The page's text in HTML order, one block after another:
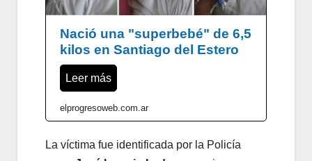
Nació una "superbebé" de 6,5
kilos en Santiago del Estero
Leer más
elprogresoweb.com.ar
La víctima fue identificada por la Policía